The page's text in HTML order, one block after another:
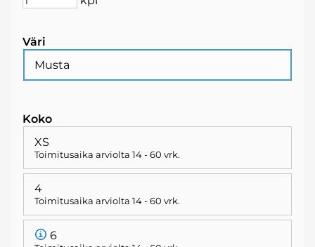
Väri
Musta
Koko
XS
Toimitusaika arviolta 14 - 60 vrk.
4
Toimitusaika arviolta 14 - 60 vrk.
6